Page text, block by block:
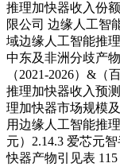
推理加快器收入份
限公司 边缘人工智
域边缘人工智能推
中东及非洲分歧产
（2021-2026）&
推理加快器收入预
理加快器市场规模
用边缘人工智能推
元）2.14.3 爱芯元
快器产物引见表